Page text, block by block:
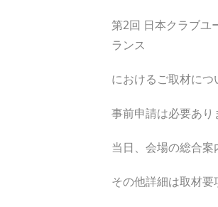
第2回 日本クラブユ
ランス
におけるご取材につ
事前申請は必要あり
当日、会場の総合案
その他詳細は取材要